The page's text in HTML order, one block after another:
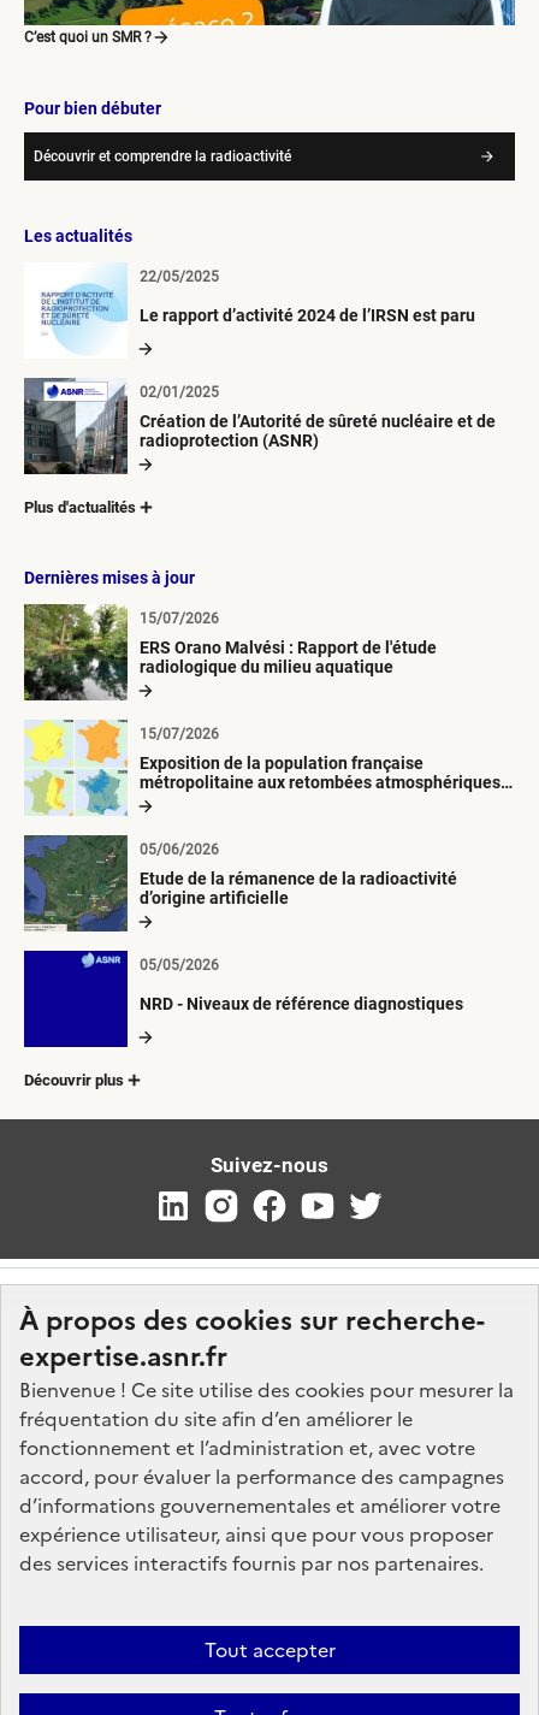
À propos des cookies sur recherche-
expertise.asnr.fr
Bienvenue ! Ce site utilise des cookies pour mesurer la
fréquentation du site afin d’en améliorer le
fonctionnement et l’administration et, avec votre
accord, pour évaluer la performance des campagnes
d’informations gouvernementales et améliorer votre
expérience utilisateur, ainsi que pour vous proposer
des services interactifs fournis par nos partenaires.
Tout accepter
C’est quoi un SMR ?
Pour bien débuter
Découvrir et comprendre la radioactivité
Les actualités
Le rapport d’activité 2024 de l’IRSN est paru
22/05/2025
Création de l’Autorité de sûreté nucléaire et de
radioprotection (ASNR)
02/01/2025
Plus d'actualités
Dernières mises à jour
ERS Orano Malvési : Rapport de l'étude
radiologique du milieu aquatique
15/07/2026
Exposition de la population française
métropolitaine aux retombées atmosphériques
radioactives depuis 1945
15/07/2026
Etude de la rémanence de la radioactivité
d’origine artificielle
05/06/2026
NRD - Niveaux de référence diagnostiques
05/05/2026
Découvrir plus
Suivez-nous
Nos marchés
Nos offres d'emploi
FAQ
Glossaire
Plan du site